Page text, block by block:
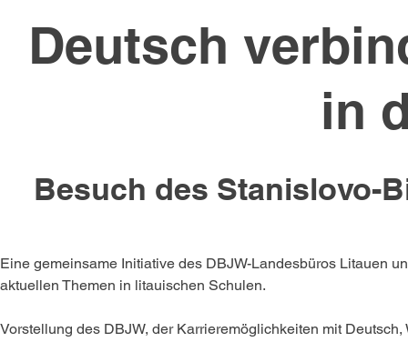
Deutsch
in
Besuch des Stanislovo-
Eine gemeinsame Initiative des DBJW-Landesbüros Litauen
aktuellen Themen in litauischen Schulen.
Vorstellung des DBJW, der Karrieremöglichkeiten mit